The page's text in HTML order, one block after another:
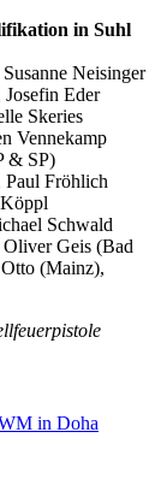
in Suhl
Neisinger
Eder
Skeries
Vennekamp
& SP)
Paul Fröhlich
Schwald
Geis (Bad
(Mainz),
in Doha